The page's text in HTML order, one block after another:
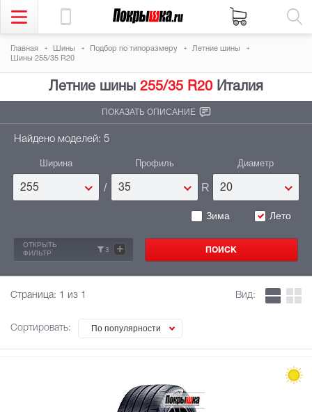
Главная Шины Подбор по типоразмеру
Летние шины
Шины 255/35 R20
Летние шины 255/35 R20 Италия
ПОКАЗАТЬ ОПИСАНИЕ
Найдено моделей: 5
Ширина
255 /
Профиль
35 R
Диаметр
20
Зима Лето
ОТКРЫТЬ
ФИЛЬТР
3 +
Страница: 1 из 1
Сортировать: По популярности
Вид: